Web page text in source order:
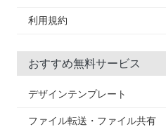
利用規約
おすすめ無料サービス
デザインテンプレート
ファイル転送・ファイル共有